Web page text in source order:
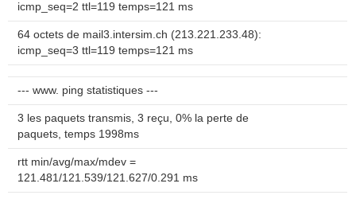
icmp_seq=2 ttl=119 temps=121 ms
64 octets de mail3.intersim.ch (213.221.233.48):
icmp_seq=3 ttl=119 temps=121 ms
--- www. ping statistiques ---
3 les paquets transmis, 3 reçu, 0% la perte de
paquets, temps 1998ms
rtt min/avg/max/mdev =
121.481/121.539/121.627/0.291 ms